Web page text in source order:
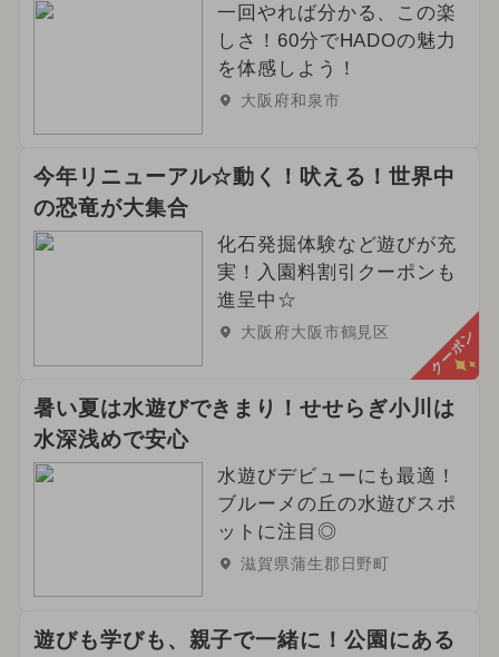
一回やれば分かる、この楽
しさ！60分でHADOの魅力
を体感しよう！
大阪府和泉市
今年リニューアル☆動く！吠える！世界中
の恐竜が大集合
化石発掘体験など遊びが充
実！入園料割引クーポンも
進呈中☆
大阪府大阪市鶴見区 クーポン
暑い夏は水遊びできまり！せせらぎ小川は
水深浅めで安心
水遊びデビューにも最適！
ブルーメの丘の水遊びスポ
ットに注目◎
滋賀県蒲生郡日野町
遊びも学びも、親子で一緒に！公園にある